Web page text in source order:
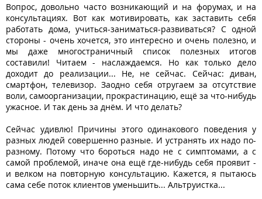
Вопрос, довольно часто возникающий и на форумах, и на
консультациях. Вот как мотивировать, как заставить себя
работать дома, учиться-заниматься-развиваться? С одной
стороны - очень хочется, это интересно и очень полезно, и
мы даже многостраничный список полезных итогов
составили! Читаем - наслаждаемся. Но как только дело
доходит до реализации... Не, не сейчас. Сейчас: диван,
смартфон, телевизор. Заодно себя отругаем за отсутствие
воли, самоорганизации, прокрастинацию, ещё за что-нибудь
ужасное. И так день за днём. И что делать?
Сейчас удивлю! Причины этого одинакового поведения у
разных людей совершенно разные. И устранять их надо по-
разному. Потому что бороться надо не с симптомами, а с
самой проблемой, иначе она ещё где-нибудь себя проявит -
и велком на повторную консультацию. Кажется, я пытаюсь
сама себе поток клиентов уменьшить... Альтруистка...